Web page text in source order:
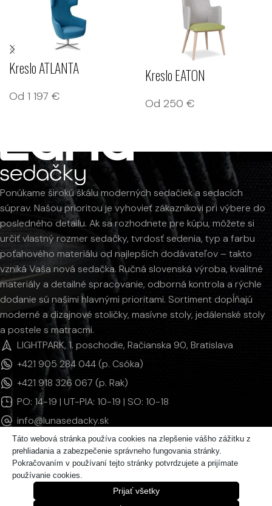
Kreslo ATLANTA
Od 1 197 €
Kreslo EATON
Od 250 €
Ponúkame širokú škálu moderných sedačiek a sedacích
súprav. Našou prioritou je vyhovieť zákazníkovi pri výbere do
posledného detailu. Ak sa rozhodnete pre kúpu, môžete si
určiť vlastný rozmer sedačky, tvrdosť sedenia, typ a farbu
poťahového materiálu od najlepších dodávateľov – takto
vzniká Vaša nová sedačka. Ručná slovenská výroba, kvalitné
materiály a detailné spracovanie, odborná kontrola a rýchle
dodanie sú našimi hlavnými prioritami. Sortiment dopĺňajú
moderné a dizajnové stoličky, masívne stoly, jedálenské stoly
a postele s matracmi.
LIGHTPARK, 1. poschodie, Račianska 90, Bratislava
+421 905 284 044 (p. Csóka)
+421 918 326 067 (p. Rak)
PO: 14-19 | UT-PIA: 10-19 | SO: 10-18
info@lunasedacky.sk
INFORMÁCIE
KATEGÓRIE PRODUKTOV
Táto webová stránka používa cookies na zlepšenie vášho zážitku z
prehliadania a zabezpečenie správneho fungovania stránky.
Pokračovaním v používaní tejto stránky potvrdzujete a prijímate
používanie cookies.
Prijať všetky